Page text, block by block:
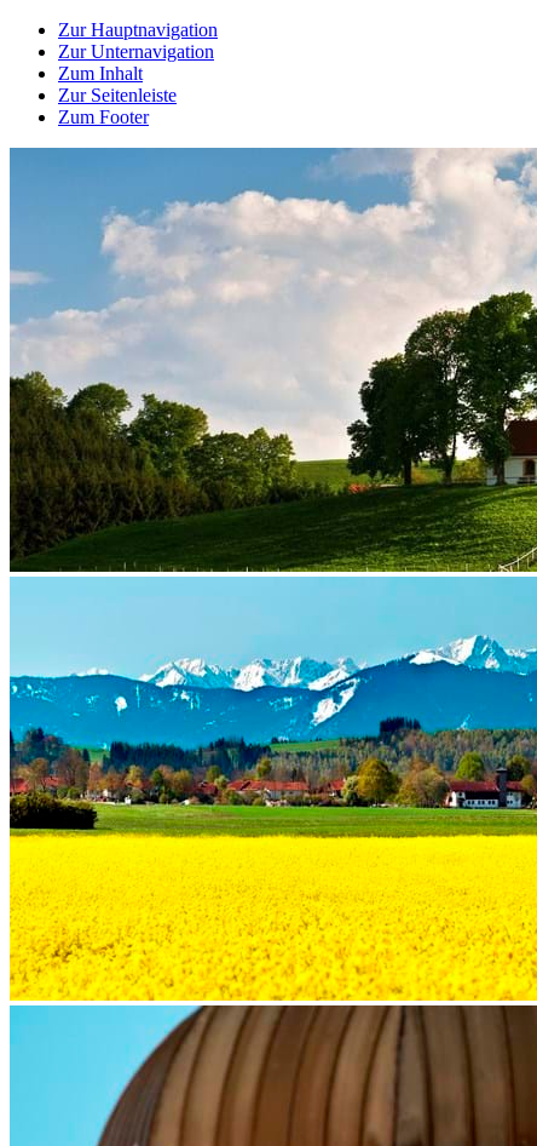
Zur Hauptnavigation
Zur Unternavigation
Zum Inhalt
Zur Seitenleiste
Zum Footer